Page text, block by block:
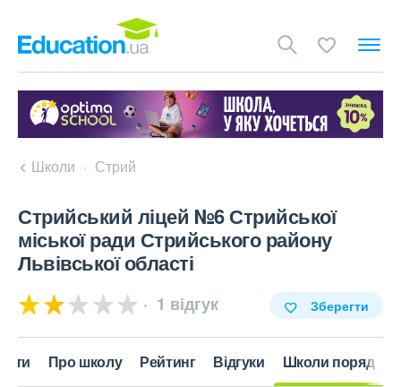
Школи Стрий
Стрийський ліцей №6 Стрийської
міської ради Стрийського району
Львівської області
1 відгук Зберегти
Про школу Рейтинг Відгуки Школи поряд